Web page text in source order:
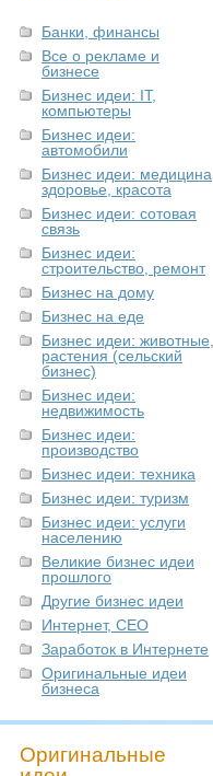
Банки, финансы
Все о рекламе и
бизнесе
Бизнес идеи: IT,
компьютеры
Бизнес идеи:
автомобили
Бизнес идеи: медицина,
здоровье, красота
Бизнес идеи: сотовая
связь
Бизнес идеи:
строительство, ремонт
Бизнес на дому
Бизнес на еде
Бизнес идеи: животные,
растения (сельский
бизнес)
Бизнес идеи:
недвижимость
Бизнес идеи:
производство
Бизнес идеи: техника
Бизнес идеи: туризм
Бизнес идеи: услуги
населению
Великие бизнес идеи
прошлого
Другие бизнес идеи
Интернет, СЕО
Заработок в Интернете
Оригинальные идеи
бизнеса
Оригинальные